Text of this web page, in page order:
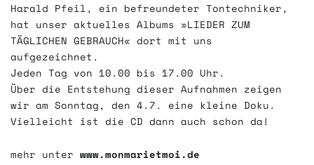
Harald Pfeil, ein befreundeter Tontechniker,
hat unser aktuelles Albums »LIEDER ZUM
TÄGLICHEN GEBRAUCH« dort mit uns
aufgezeichnet.
Jeden Tag von 10.00 bis 17.00 Uhr.
Über die Entstehung dieser Aufnahmen zeigen
wir am Sonntag, den 4.7. eine kleine Doku.
Vielleicht ist die CD dann auch schon da!
mehr unter www.monmarietmoi.de